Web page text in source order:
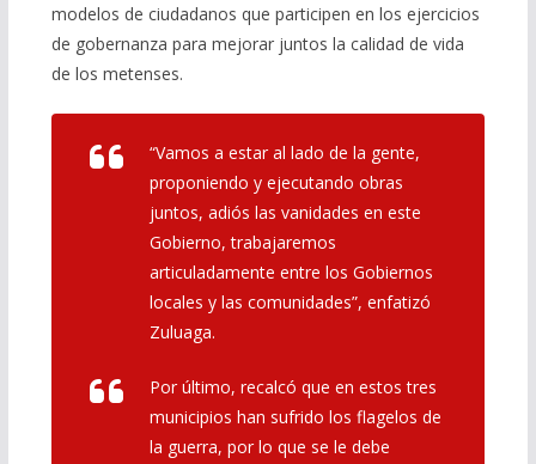
modelos de ciudadanos que participen en los ejercicios
de gobernanza para mejorar juntos la calidad de vida
de los metenses.
“Vamos a estar al lado de la gente,
proponiendo y ejecutando obras
juntos, adiós las vanidades en este
Gobierno, trabajaremos
articuladamente entre los Gobiernos
locales y las comunidades”, enfatizó
Zuluaga.
Por último, recalcó que en estos tres
municipios han sufrido los flagelos de
la guerra, por lo que se le debe